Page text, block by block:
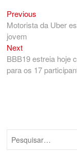
Navegação
de
Post
Previous
post:
Motorista da Uber
jovem
NextNext
post:
BBB19 estreia hoje
para os 17